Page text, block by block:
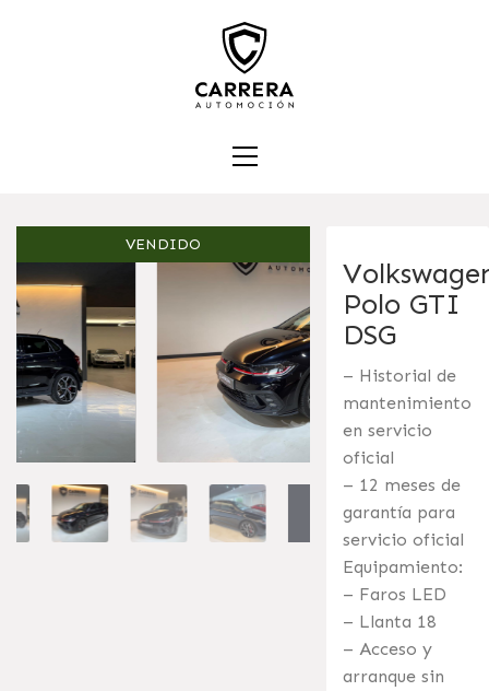
VENDIDO
Polo GTI
DSG
– Historial de
mantenimiento
en servicio
oficial
– 12 meses de
garantía para
servicio oficial
Equipamiento:
– Faros LED
– Llanta 18
– Acceso y
arranque sin